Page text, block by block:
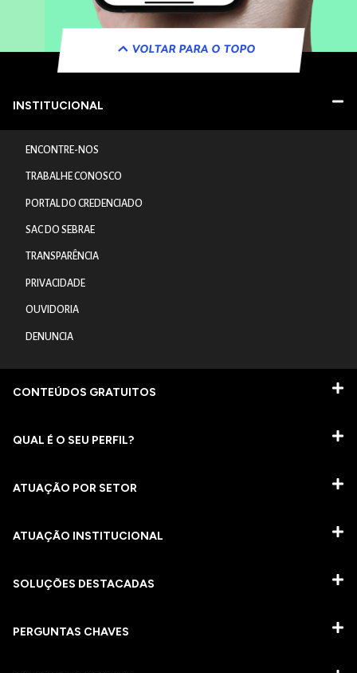
VOLTAR PARA O TOPO
INSTITUCIONAL
ENCONTRE-NOS
TRABALHE CONOSCO
PORTAL DO CREDENCIADO
SAC DO SEBRAE
TRANSPARÊNCIA
PRIVACIDADE
OUVIDORIA
DENUNCIA
CONTEÚDOS GRATUITOS
QUAL É O SEU PERFIL?
ATUAÇÃO POR SETOR
ATUAÇÃO INSTITUCIONAL
SOLUÇÕES DESTACADAS
PERGUNTAS CHAVES​